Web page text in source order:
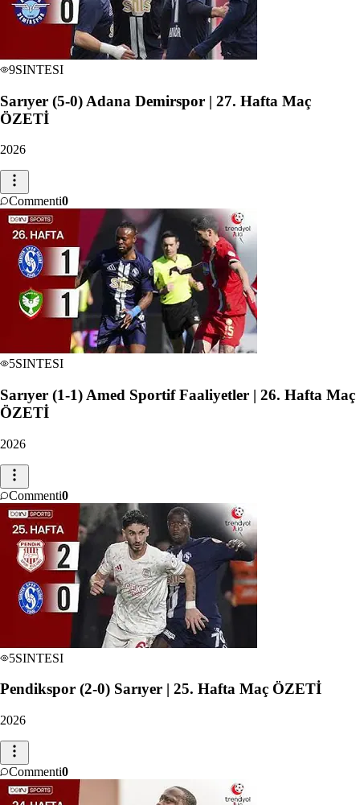
9SINTESI
Sarıyer (5-0) Adana Demirspor | 27. Hafta Maç
ÖZETİ
2026
Commenti0
5SINTESI
Sarıyer (1-1) Amed Sportif Faaliyetler | 26. Hafta Maç
ÖZETİ
2026
Commenti0
5SINTESI
Pendikspor (2-0) Sarıyer | 25. Hafta Maç ÖZETİ
2026
Commenti0